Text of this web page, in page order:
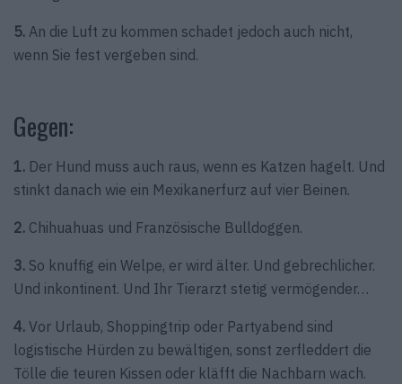
5. An die Luft zu kommen schadet jedoch auch nicht,
wenn Sie fest vergeben sind.
Gegen:
1. Der Hund muss auch raus, wenn es Katzen hagelt. Und
stinkt danach wie ein Mexikanerfurz auf vier Beinen.
2. Chihuahuas und Französische Bulldoggen.
3. So knuffig ein Welpe, er wird älter. Und gebrechlicher.
Und inkontinent. Und Ihr Tierarzt stetig vermögender…
4. Vor Urlaub, Shoppingtrip oder Partyabend sind
logistische Hürden zu bewältigen, sonst zerfleddert die
Tölle die teuren Kissen oder kläfft die Nachbarn wach.